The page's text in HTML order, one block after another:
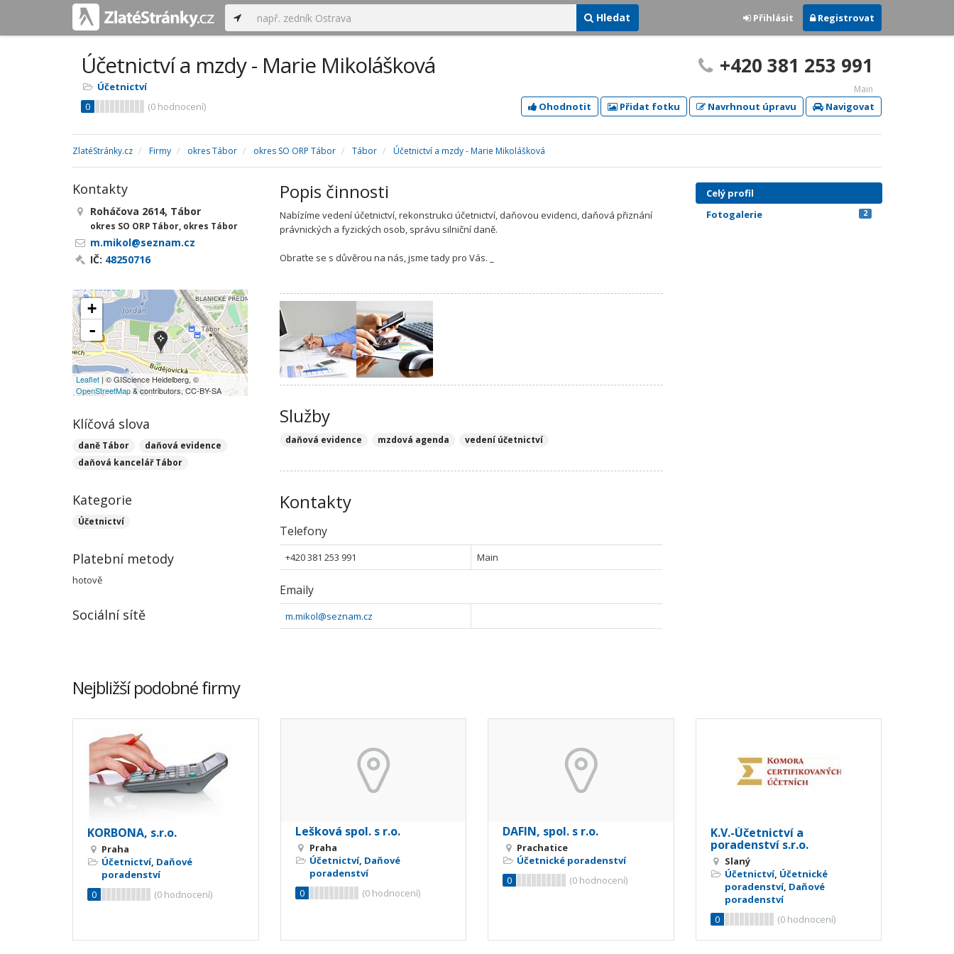
Hledat Přihlásit Registrovat
Účetnictví a mzdy - Marie Mikolášková
Účetnictví
0
(0 hodnocení)
+420 381 253 991
Main
Ohodnotit Přidat fotku Navrhnout úpravu Navigovat
ZlatéStránky.cz Firmy okres Tábor okres SO ORP Tábor Tábor Účetnictví a mzdy - Marie Mikolášková
Popis činnosti
Nabízíme vedení účetnictví, rekonstrukci účetnictví, daňovou evidenci, daňová přiznání
právnických a fyzických osob, správu silniční daně.
Obraťte se s důvěrou na nás, jsme tady pro Vás. _
Služby
daňová evidence mzdová agenda vedení účetnictví
Kontakty
Telefony
+420 381 253 991 Main
Emaily
m.mikol@seznam.cz
Kontakty
Roháčova 2614, Tábor
okres SO ORP Tábor, okres Tábor
m.mikol@seznam.cz
IČ: 48250716
+
-
Leaflet | © GIScience Heidelberg, ©
OpenStreetMap& contributors, CC-BY-SA
Klíčová slova
daně Tábor
daňová evidence
daňová kancelář Tábor
Kategorie
Účetnictví
Platební metody
hotově
Sociální sítě
Celý profil
Fotogalerie
2
Nejbližší podobné firmy
KORBONA, s.r.o.
Praha
Účetnictví, Daňové
poradenství
0
(0 hodnocení)
Lešková spol. s r.o.
Praha
Účetnictví, Daňové
poradenství
0
(0hodnocení)
DAFIN, spol. s r.o.
Prachatice
Účetnické poradenství
0
(0 hodnocení)
K.V.-Účetnictví a
poradenství s.r.o.
Slaný
Účetnictví, Účetnické
poradenství, Daňové
poradenství
0
(0hodnocení)